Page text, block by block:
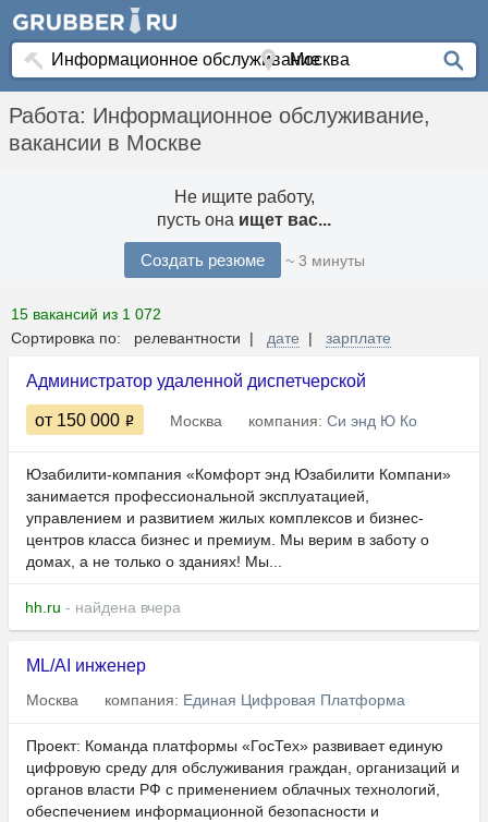
Работа: Информационное обслуживание,
вакансии в Москве
Не ищите работу,
пусть она ищет вас...
Создать резюме ~ 3 минуты
15 вакансий из 1 072
Сортировка по: релевантности | дате | зарплате
Администратор удаленной диспетчерской
от 150 000 Москва компания: Си энд Ю Ко
Юзабилити-компания «Комфорт энд Юзабилити Компани»
занимается профессиональной эксплуатацией,
управлением и развитием жилых комплексов и бизнес-
центров класса бизнес и премиум. Мы верим в заботу о
домах, а не только о зданиях! Мы...
hh.ru - найдена вчера
ML/AI инженер
Москва компания: Единая Цифровая Платформа
Проект: Команда платформы «ГосТех» развивает единую
цифровую среду для обслуживания граждан, организаций и
органов власти РФ с применением облачных технологий,
обеспечением информационной безопасности и